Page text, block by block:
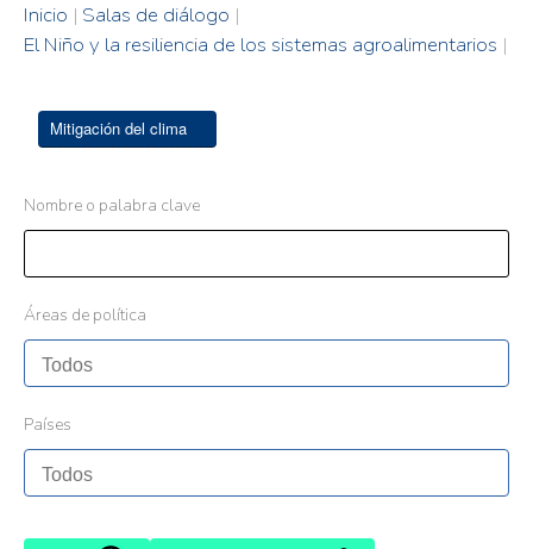
Inicio | Salas de diálogo |
El Niño y la resiliencia de los sistemas agroalimentarios |
Mitigación del clima
Nombre o palabra clave
Áreas de política
Países